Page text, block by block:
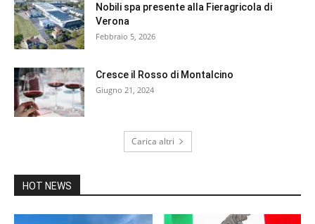
Nobili spa presente alla Fieragricola di
Verona
Febbraio 5, 2026
Cresce il Rosso di Montalcino
Giugno 21, 2024
Carica altri
HOT NEWS